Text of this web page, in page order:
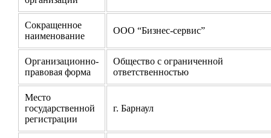
Сокращенное
наименование
ООО “Бизнес-сервис”
Организационно-
правовая форма
Общество с ограниченной
ответственностью
Место
государственной
регистрации
г. Барнаул